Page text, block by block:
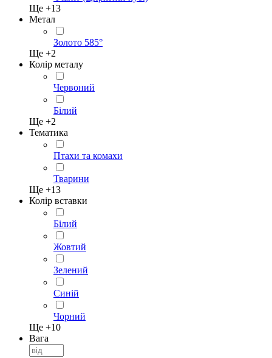
Ще +13
Метал
Золото 585°
Ще +2
Колір металу
Червоний
Білий
Ще +2
Тематика
Птахи та комахи
Тварини
Ще +13
Колір вставки
Білий
Жовтий
Зелений
Синій
Чорний
Ще +10
Вага